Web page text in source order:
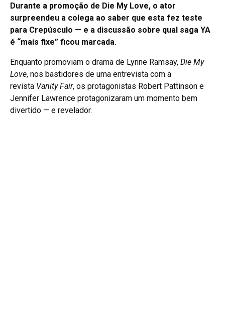
Durante a promoção de Die My Love, o ator
surpreendeu a colega ao saber que esta fez teste
para Crepúsculo — e a discussão sobre qual saga YA
é “mais fixe” ficou marcada.
Enquanto promoviam o drama de Lynne Ramsay, Die My
Love, nos bastidores de uma entrevista com a
revista Vanity Fair, os protagonistas Robert Pattinson e
Jennifer Lawrence protagonizaram um momento bem
divertido — e revelador.